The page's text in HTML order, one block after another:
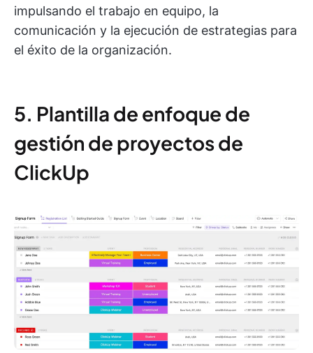
impulsando el trabajo en equipo, la
comunicación y la ejecución de estrategias para
el éxito de la organización.
5. Plantilla de enfoque de
gestión de proyectos de
ClickUp